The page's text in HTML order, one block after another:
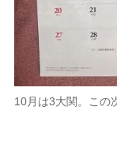
10月は3大関。この